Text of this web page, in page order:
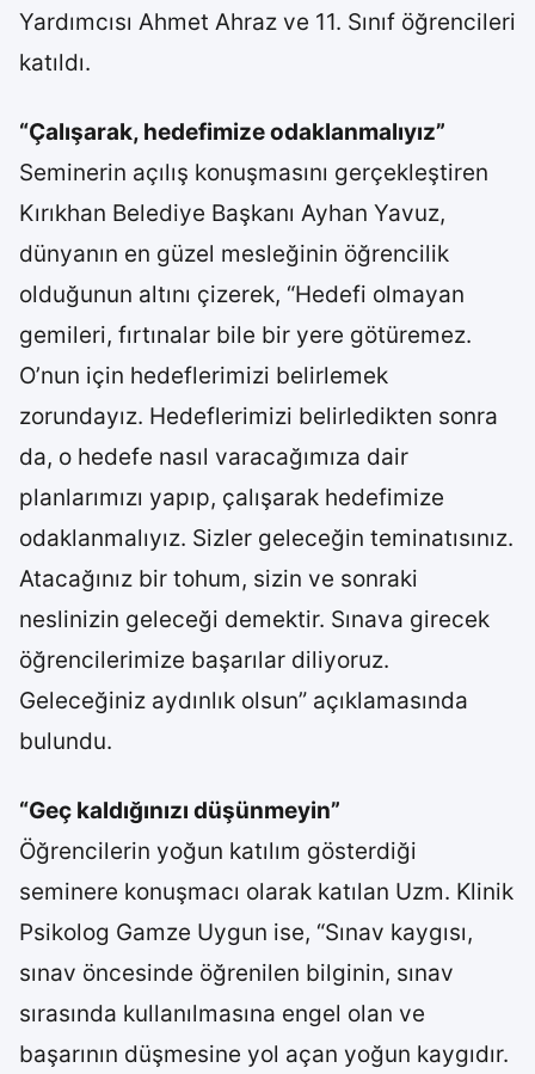
Yardımcısı Ahmet Ahraz ve 11. Sınıf öğrencileri
katıldı.
“Çalışarak, hedefimize odaklanmalıyız”
Seminerin açılış konuşmasını gerçekleştiren
Kırıkhan Belediye Başkanı Ayhan Yavuz,
dünyanın en güzel mesleğinin öğrencilik
olduğunun altını çizerek, “Hedefi olmayan
gemileri, fırtınalar bile bir yere götüremez.
O’nun için hedeflerimizi belirlemek
zorundayız. Hedeflerimizi belirledikten sonra
da, o hedefe nasıl varacağımıza dair
planlarımızı yapıp, çalışarak hedefimize
odaklanmalıyız. Sizler geleceğin teminatısınız.
Atacağınız bir tohum, sizin ve sonraki
neslinizin geleceği demektir. Sınava girecek
öğrencilerimize başarılar diliyoruz.
Geleceğiniz aydınlık olsun” açıklamasında
bulundu.
“Geç kaldığınızı düşünmeyin”
Öğrencilerin yoğun katılım gösterdiği
seminere konuşmacı olarak katılan Uzm. Klinik
Psikolog Gamze Uygun ise, “Sınav kaygısı,
sınav öncesinde öğrenilen bilginin, sınav
sırasında kullanılmasına engel olan ve
başarının düşmesine yol açan yoğun kaygıdır.